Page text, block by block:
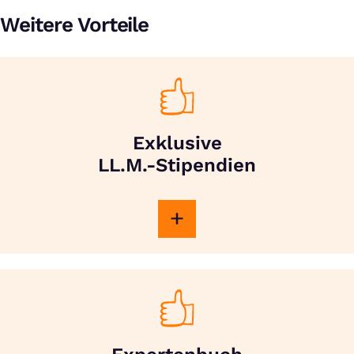
Weitere Vorteile
Exklusive
LL.M.-Stipendien